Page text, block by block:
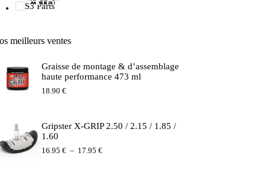
S3 Parts
meilleurs ventes
Graisse de montage & d’assemblage
haute performance 473 ml
18.90 €
Gripster X-GRIP 2.50 / 2.15 / 1.85 /
1.60
16.95 € – 17.95 €Plage